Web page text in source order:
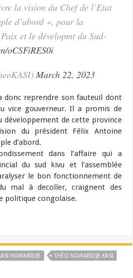
la vision du Chef de l’Etat
d’abord », pour la
et le dévelopmt du Sud-
oCSFiRES0i
March 22, 2023
donc reprendre son fauteuil dont
vice gouverneur. Il a promis de
développement de cette province
du président Félix Antoine
d’abord.
dans l’affaire qui a
du sud kivu et l’assemblée
le bon fonctionnement de
mal à decoller, craignent des
politique congolaise.
NGWABIDJE THÉO NGWABIDJE KASI